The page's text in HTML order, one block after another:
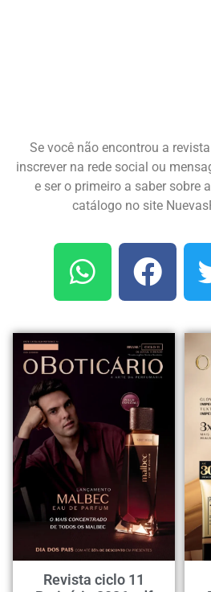
Se você não encontrou a
inscrever na rede social ou
e ser o primeiro a saber sobre
catálogo no site
Revista ciclo 11